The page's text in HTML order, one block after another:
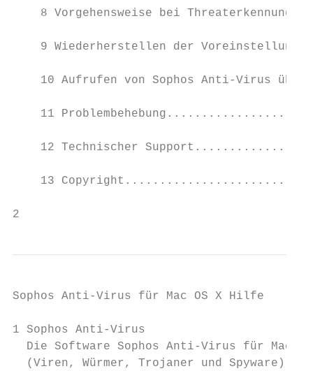
8 Vorgehensweise bei
9 Wiederherstellen der
10 Aufrufen von Sophos Anti-Virus
11
12 Technischer
13
2
Sophos Anti-Virus für Mac OS X Hilfe
1 Sophos Anti-Virus
Die Software Sophos Anti-Virus für Mac
(Viren, Würmer, Trojaner und Spyware)